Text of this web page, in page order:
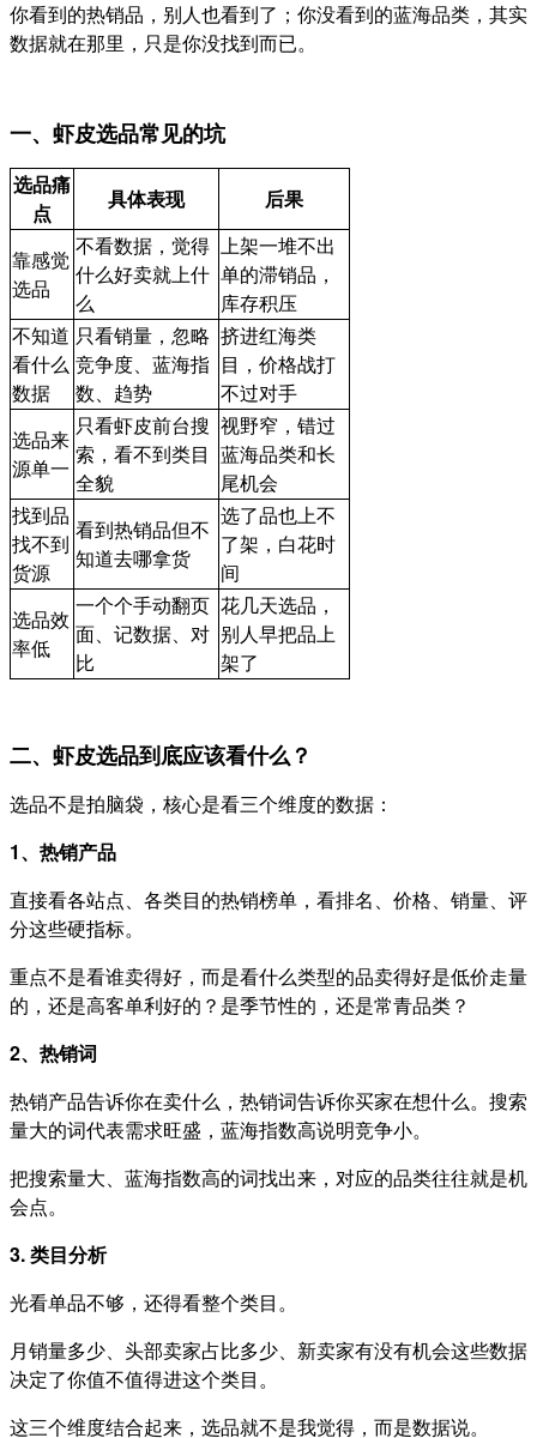
你看到的热销品，别人也看到了； 你没看到的蓝海品类，其实
数据就在那里，只是你没找到而已。
一、虾皮选品常见的坑
选品痛
点
具体表现 后果
靠感觉
选品
不看数据，觉得
什么好卖就上什
么
上架一堆不出
单的滞销品，
库存积压
不知道
看什么
数据
只看销量，忽略
竞争度、蓝海指
数、趋势
挤进红海类
目，价格战打
不过对手
选品来
源单一
只看虾皮前台搜
索，看不到类目
全貌
视野窄，错过
蓝海品类和长
尾机会
找到品
找不到
货源
看到热销品但不
知道去哪拿货
选了品也上不
了架，白花时
间
选品效
率低
一个个手动翻页
面、记数据、对
比
花几天选品，
别人早把品上
架了
二、虾皮选品到底应该看什么？
选品不是拍脑袋，核心是看三个维度的数据：
1、热销产品
直接看各站点、各类目的热销榜单，看排名、价格、销量、评
分这些硬指标。
重点不是看谁卖得好，而是看什么类型的品卖得好是低价走量
的，还是高客单利好的？是季节性的，还是常青品类？
2、热销词
热销产品告诉你在卖什么，热销词告诉你买家在想什么。搜索
量大的词代表需求旺盛，蓝海指数高说明竞争小。
把搜索量大、蓝海指数高的词找出来，对应的品类往往就是机
会点。
3. 类目分析
光看单品不够，还得看整个类目。
月销量多少、头部卖家占比多少、新卖家有没有机会这些数据
决定了你值不值得进这个类目。
这三个维度结合起来，选品就不是我觉得，而是数据说。